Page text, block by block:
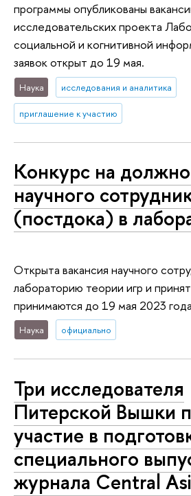
программы опубликованы
исследовательских проекта
социальной и когнитивной
заявок открыт до 19 мая.
Наука исследования и аналитика
приглашение к участию
Конкурс на
научного
(постдока) в
Открыта вакансия научного
лабораторию теории игр и
принимаются до 19 мая 2023
Наука официально
Три исследователя
Питерской Вышки
участие в
специального
журнала Central